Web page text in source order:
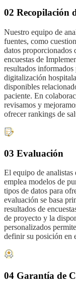
02 Recopilación
Nuestro equipo de
fuentes, como
datos proporcionados
encuestas de
resultados
digitalización
disponibles
paciente. En
revisamos y
ofrecer rankings de
03 Evaluación
El equipo de analistas
emplea modelos de
tipos de datos para
evaluación se basa
resultados de
de proyecto y la
personalizados
definir su posición en
04 Garantía de